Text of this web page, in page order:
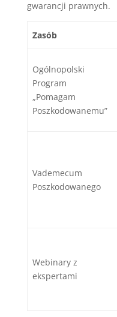
gwarancji prawnych.
Zasób
Ogólnopolski
Program
„Pomagam
Poszkodowanemu”
Vademecum
Poszkodowanego
Webinary z
ekspertami